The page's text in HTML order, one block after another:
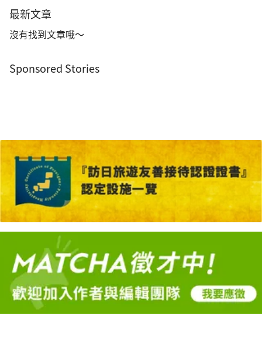
最新文章
沒有找到文章哦～
Sponsored Stories